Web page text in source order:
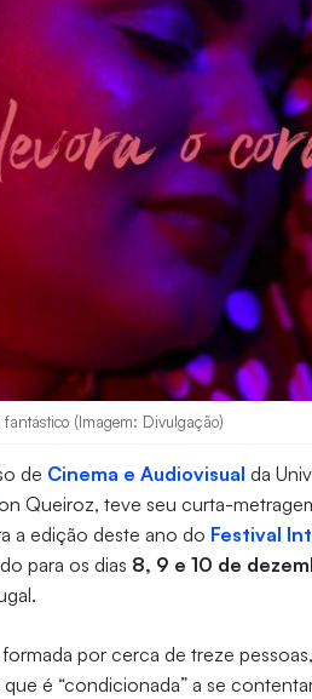
(Imagem: Divulgação)
de Cinema e Audiovisual da
Queiroz, teve seu curta-
a edição deste ano do Festival
para os dias 8, 9 e 10 de
formada por cerca de treze
é “condicionada” a se